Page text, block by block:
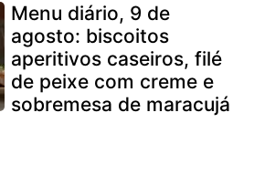
Menu diário, 9 de
agosto: biscoitos
aperitivos caseiros, filé
de peixe com creme e
sobremesa de maracujá